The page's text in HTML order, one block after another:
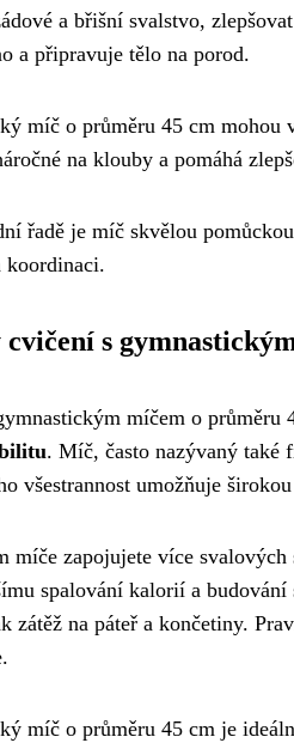
a břišní svalstvo,
a připravuje tělo na porod.
míč o průměru 45 cm mohou
na klouby a pomáhá
řadě je míč skvělou
koordinaci.
s
míčem o průměru
. Míč, často nazývaný také
všestrannost umožňuje
míče zapojujete více
spalování kalorií a budování
zátěž na páteř a končetiny.
míč o průměru 45 cm je